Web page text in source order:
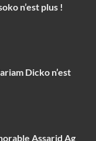
n’est plus !
Dicko n’est
Assarid Ag